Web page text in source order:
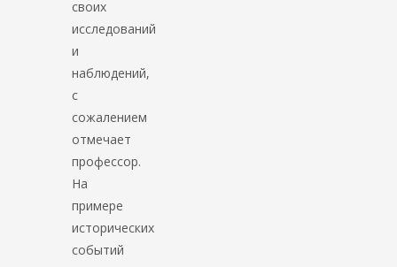
своих
исследований
и
наблюдений,
с
сожалением
отмечает
профессор.
На
примере
исторических
событий